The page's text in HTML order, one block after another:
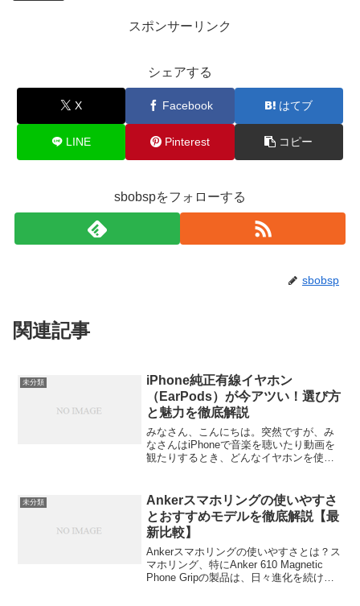
スポンサーリンク
シェアする
X Facebook はてブ
LINE Pinterest コピー
sbobspをフォローする
sbobsp
関連記事
未分類
iPhone純正有線イヤホン
（EarPods）が今アツい！選び方
と魅力を徹底解説
みなさん、こんにちは。突然ですが、み
なさんはiPhoneで音楽を聴いたり動画を
観たりするとき、どんなイヤホンを使っ
ね。僕もAirPods Proを愛用しているん...
未分類
Ankerスマホリングの使いやすさ
とおすすめモデルを徹底解説【最
新比較】
Ankerスマホリングの使いやすさとは？ス
マホリング、特にAnker 610 Magnetic
Phone Gripの製品は、日々進化を続ける